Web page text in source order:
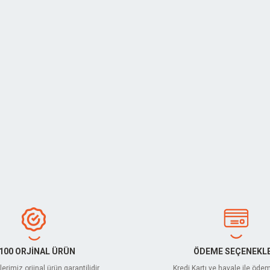
ORJİNAL ÜRÜN
orjinal ürün garantilidir
ÖDEME
Kredi Kartı ve havale ile